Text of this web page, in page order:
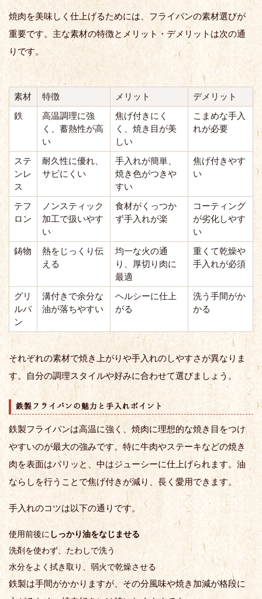
焼肉を美味しく仕上げるためには、フライパンの素材選びが
重要です。主な素材の特徴とメリット・デメリットは次の通
りです。
素材 特徴 メリット
デメリット
鉄
高温調理に強
く、蓄熱性が高
い
焦げ付きにく
く、焼き目が美
しい
こまめな手入
れが必要
ステ
ンレ
ス
耐久性に優れ、
サビにくい
手入れが簡単、
焼き色がつきや
すい
焦げ付きやす
い
テフ
ロン
ノンスティック
加工で扱いやす
い
食材がくっつか
ず手入れが楽
コーティング
が劣化しやす
い
鋳物
熱をじっくり伝
える
均一な火の通
り、厚切り肉に
最適
重くて乾燥や
手入れが必須
グリ
ルパ
ン
溝付きで余分な
油が落ちやすい
ヘルシーに仕上
がる
洗う手間がか
かる
それぞれの素材で焼き上がりや手入れのしやすさが異なりま
す。自分の調理スタイルや好みに合わせて選びましょう。
鉄製フライパンの魅力と手入れポイント
鉄製フライパンは高温に強く、焼肉に理想的な焼き目をつけ
やすいのが最大の強みです。特に牛肉やステーキなどの焼き
肉を表面はパリッと、中はジューシーに仕上げられます。油
ならしを行うことで焦げ付きが減り、長く愛用できます。
手入れのコツは以下の通りです。
使用前後にしっかり油をなじませる
洗剤を使わず、たわしで洗う
水分をよく拭き取り、弱火で乾燥させる
鉄製は手間がかかりますが、その分風味や焼き加減が格段に